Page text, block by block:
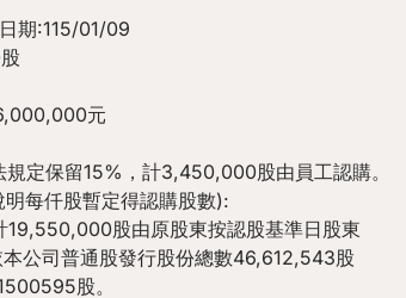
期:115/01/09
元
定保留15%，計3,450,000股由員工認購。
每仟股暫定得認購股數):
股由原股東按認股基準日股東
公司普通股發行股份總數46,612,543股
股。